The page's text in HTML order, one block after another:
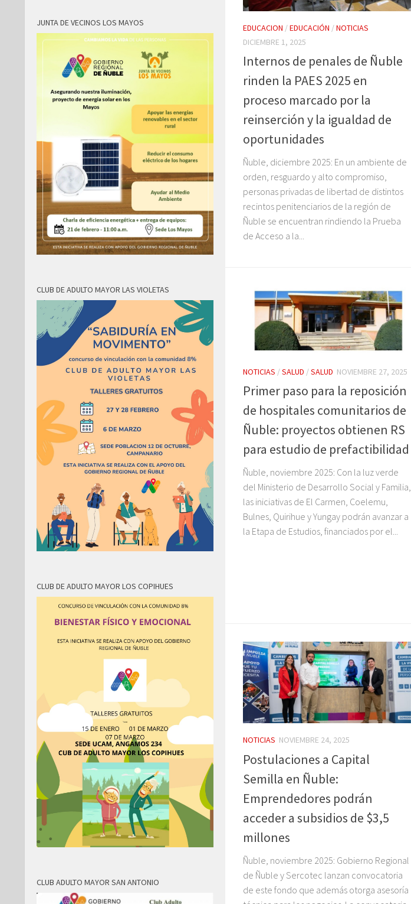
EDUCACION /EDUCACIÓN /NOTICIAS
DICIEMBRE 1, 2025
Internos de penales de Ñuble
rinden la PAES 2025 en
proceso marcado por la
reinserción y la igualdad de
oportunidades
Ñuble, diciembre 2025: En un ambiente de
orden, resguardo y alto compromiso,
personas privadas de libertad de distintos
recintos penitenciarios de la región de
Ñuble se encuentran rindiendo la Prueba
de Acceso a la...
NOTICIAS /SALUD /SALUD NOVIEMBRE 27, 2025
Primer paso para la reposición
de hospitales comunitarios de
Ñuble: proyectos obtienen RS
para estudio de prefactibilidad
Ñuble, noviembre 2025: Con la luz verde
del Ministerio de Desarrollo Social y Familia,
las iniciativas de El Carmen, Coelemu,
Bulnes, Quirihue y Yungay podrán avanzar a
la Etapa de Estudios, financiados por el...
NOTICIAS NOVIEMBRE 24, 2025
Postulaciones a Capital
Semilla en Ñuble:
Emprendedores podrán
acceder a subsidios de $3,5
millones
Ñuble, noviembre 2025: Gobierno Regional
de Ñuble y Sercotec lanzan convocatoria
de este fondo que además otorga asesoría
JUNTA DE VECINOS LOS MAYOS
CLUB DE ADULTO MAYOR LAS VIOLETAS
CLUB DE ADULTO MAYOR LOS COPIHUES
CLUB ADULTO MAYOR SAN ANTONIO